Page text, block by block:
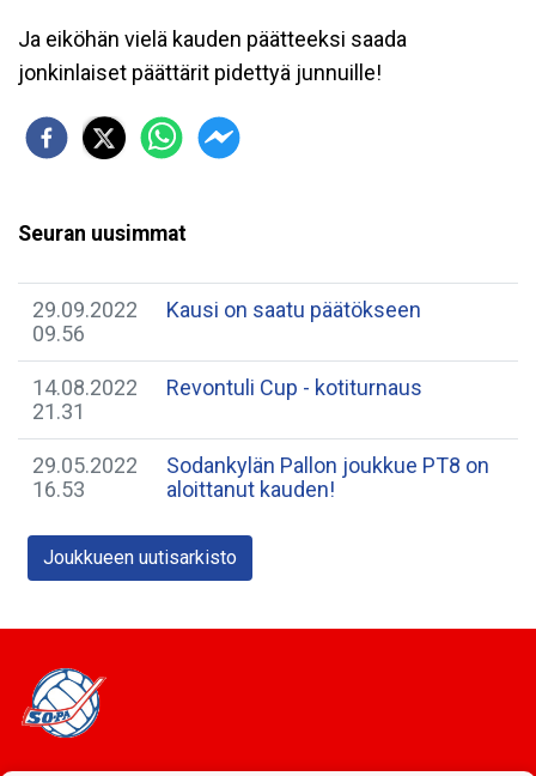
Ja eiköhän vielä kauden päätteeksi saada
jonkinlaiset päättärit pidettyä junnuille!
Seuran uusimmat
29.09.2022
09.56
Kausi on saatu päätökseen
14.08.2022
21.31
Revontuli Cup - kotiturnaus
29.05.2022
16.53
Sodankylän Pallon joukkue PT8 on
aloittanut kauden!
Joukkueen uutisarkisto